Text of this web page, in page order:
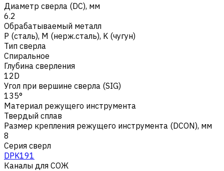
Диаметр сверла (DC), мм
6.2
Обрабатываемый металл
Р (сталь), M (нерж.сталь), K (чугун)
Тип сверла
Спиральное
Глубина сверления
12D
Угол при вершине сверла (SIG)
135°
Материал режущего инструмента
Твердый сплав
Размер крепления режущего инструмента (DCON), мм
8
Серия сверл
DPK191
Каналы для СОЖ